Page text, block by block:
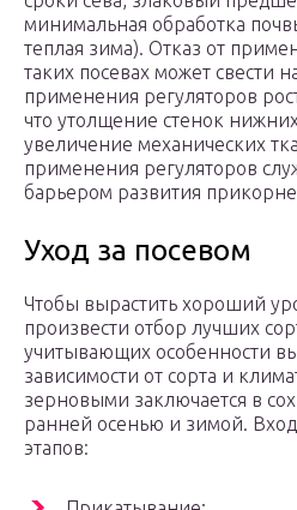
минимальная обработка
теплая зима). Отказ от
таких посевах может свести
применения регуляторов
что утолщение стенок
увеличение механических
применения регуляторов
барьером развития
Уход за посевом
Чтобы вырастить хороший
произвести отбор лучших
учитывающих особенности
зависимости от сорта и
зерновыми заключается в
ранней осенью и зимой.
этапов: